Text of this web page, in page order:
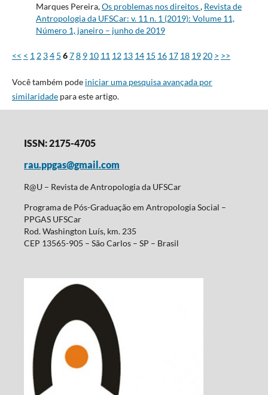
Marques Pereira,Os problemas nos direitos, Revista de
Antropologia da UFSCar: v. 11 n. 1 (2019): Volume 11,
Número 1, janeiro – junho de 2019
<< < 1 2 34 5 678 9 10 11 12 13 14 15 16 17 18 19 20 > >>
Você também pode iniciar uma pesquisa avançada por
similaridadepara este artigo.
ISSN: 2175-4705
rau.ppgas@gmail.com
R@U – Revista de Antropologia da UFSCar
Programa de Pós-Graduação em Antropologia Social –
PPGAS UFSCar
Rod. Washington Luís, km. 235
CEP 13565-905 – São Carlos – SP – Brasil